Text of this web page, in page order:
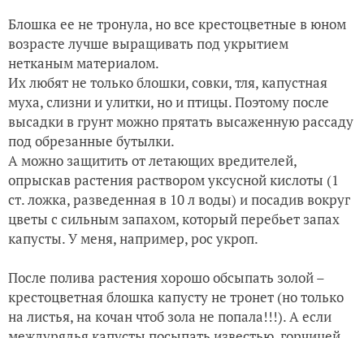
Блошка ее не тронула, но все крестоцветные в юном
возрасте лучше выращивать под укрытием
нетканым материалом.
Их любят не только блошки, совки, тля, капустная
муха, слизни и улитки, но и птицы. Поэтому после
высадки в грунт можно прятать высаженную рассаду
под обрезанные бутылки.
А можно защитить от летающих вредителей,
опрыскав растения раствором уксусной кислоты (1
ст. ложка, разведенная в 10 л воды) и посадив вокруг
цветы с сильным запахом, который перебьет запах
капусты. У меня, например, рос укроп.
После полива растения хорошо обсыпать золой –
крестоцветная блошка капусту не тронет (но только
на листья, на кочан чтоб зола не попала!!!). А если